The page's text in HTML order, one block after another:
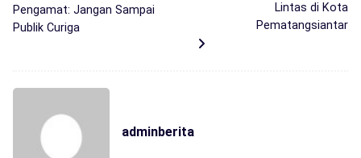
Pengamat: Jangan Sampai
Publik Curiga
Lintas di Kota
Pematangsiantar
adminberita